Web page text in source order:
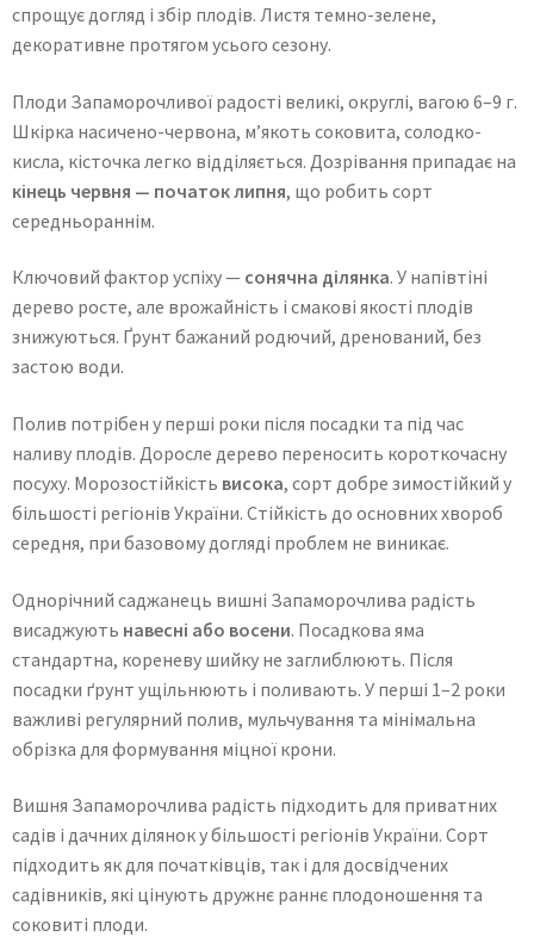
спрощує догляд і збір плодів. Листя темно-зелене,
декоративне протягом усього сезону.
Плоди Запаморочливої радості великі, округлі, вагою 6–9 г.
Шкірка насичено-червона, м’якоть соковита, солодко-
кисла, кісточка легко відділяється. Дозрівання припадає на
кінець червня — початок липня, що робить сорт
середньораннім.
Ключовий фактор успіху — сонячна ділянка. У напівтіні
дерево росте, але врожайність і смакові якості плодів
знижуються. Ґрунт бажаний родючий, дренований, без
застою води.
Полив потрібен у перші роки після посадки та під час
наливу плодів. Доросле дерево переносить короткочасну
посуху. Морозостійкість висока, сорт добре зимостійкий у
більшості регіонів України. Стійкість до основних хвороб
середня, при базовому догляді проблем не виникає.
Однорічний саджанець вишні Запаморочлива радість
висаджують навесні або восени. Посадкова яма
стандартна, кореневу шийку не заглиблюють. Після
посадки ґрунт ущільнюють і поливають. У перші 1–2 роки
важливі регулярний полив, мульчування та мінімальна
обрізка для формування міцної крони.
Вишня Запаморочлива радість підходить для приватних
садів і дачних ділянок у більшості регіонів України. Сорт
підходить як для початківців, так і для досвідчених
садівників, які цінують дружнє раннє плодоношення та
соковиті плоди.